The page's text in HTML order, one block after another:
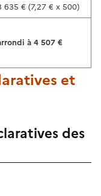
635 € (7,27 € x 500)
à 4 507 €
et
des